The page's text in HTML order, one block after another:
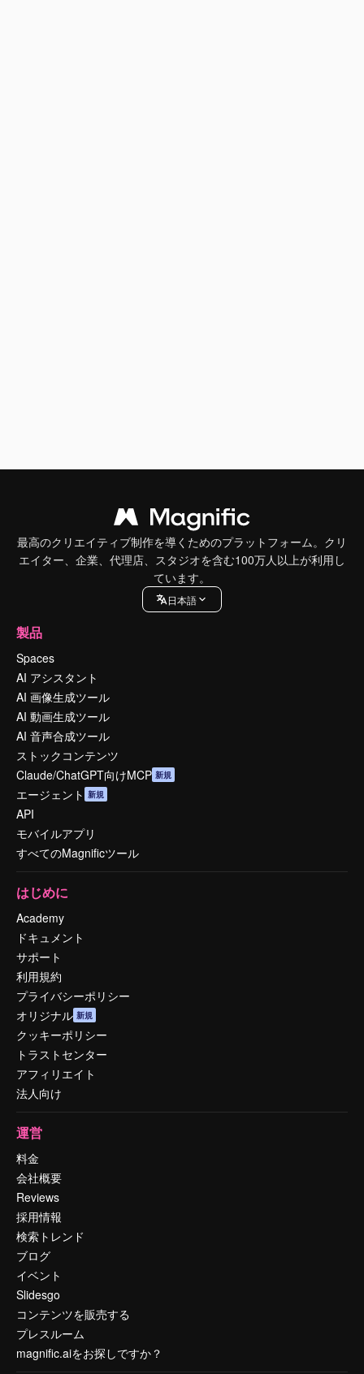
最高のクリエイティブ制作を導くためのプラットフォーム。クリ
エイター、企業、代理店、スタジオを含む100万人以上が利用し
ています。
日本語
製品
Spaces
AI アシスタント
AI 画像生成ツール
AI 動画生成ツール
AI 音声合成ツール
ストックコンテンツ
Claude/ChatGPT向けMCP 新規
エージェント 新規
API
モバイルアプリ
すべてのMagnificツール
はじめに
Academy
ドキュメント
サポート
利用規約
プライバシーポリシー
オリジナル 新規
クッキーポリシー
トラストセンター
アフィリエイト
法人向け
運営
料金
会社概要
Reviews
採用情報
検索トレンド
ブログ
イベント
Slidesgo
コンテンツを販売する
プレスルーム
magnific.aiをお探しですか？